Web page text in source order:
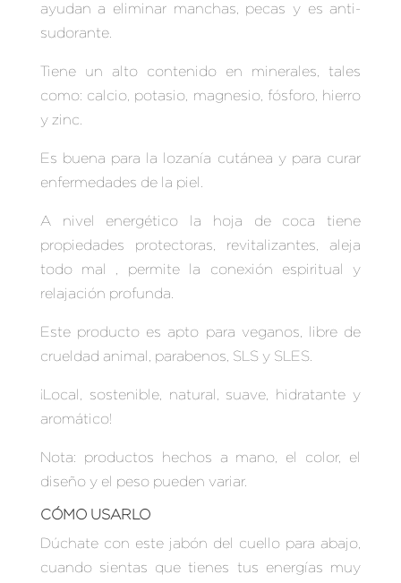
ayudan a eliminar manchas, pecas y es anti-
sudorante.
Tiene un alto contenido en minerales, tales
como: calcio, potasio, magnesio, fósforo, hierro
y zinc.
Es buena para la lozanía cutánea y para curar
enfermedades de la piel.
A nivel energético la hoja de coca tiene
propiedades protectoras, revitalizantes, aleja
todo mal , permite la conexión espiritual y
relajación profunda.
Este producto es apto para veganos, libre de
crueldad animal, parabenos, SLS y SLES.
¡Local, sostenible, natural, suave, hidratante y
aromático!
Nota: productos hechos a mano, el color, el
diseño y el peso pueden variar.
CÓMO USARLO
Dúchate con este jabón del cuello para abajo,
cuando sientas que tienes tus energías muy